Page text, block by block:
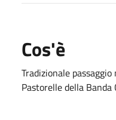
Cos'è
Tradizionale
Pastorelle della